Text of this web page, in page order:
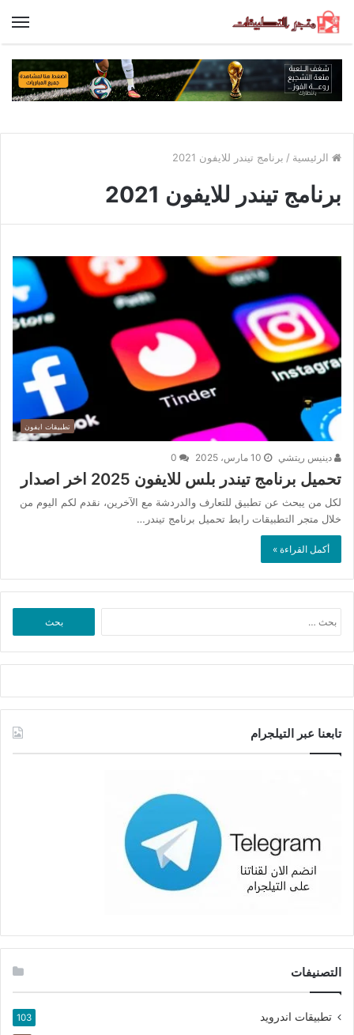
الرئيسية / برنامج تيندر للايفون 2021
برنامج تيندر للايفون 2021
تطبيقات ايفون
دينيس ريتشي 10 مارس، 2025
تحميل برنامج تيندر بلس للايفون 2025 اخر اصدار
لكل من يبحث عن تطبيق للتعارف والدردشة مع الآخرين، نقدم لكم اليوم من
خلال متجر التطبيقات رابط تحميل برنامج تيندر…
أكمل القراءة »
عن:
تابعنا عبر التيلجرام
التصنيفات
تطبيقات اندرويد 103